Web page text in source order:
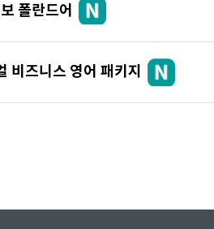
폴란드어
비즈니스 영어 패키지